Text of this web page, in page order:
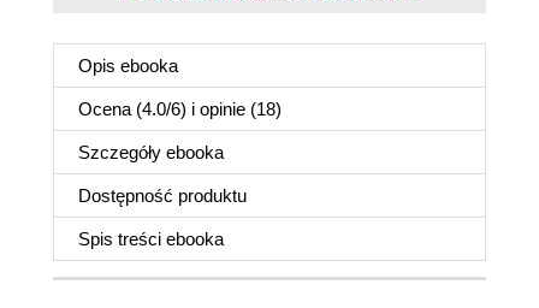
Opis ebooka
Ocena (4.0/6) i opinie (18)
Szczegóły ebooka
Dostępność produktu
Spis treści ebooka